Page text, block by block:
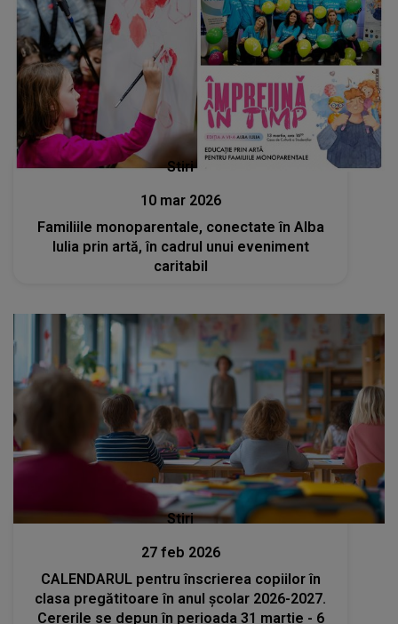
Stiri
10 mar 2026
Familiile monoparentale, conectate în Alba
Iulia prin artă, în cadrul unui eveniment
caritabil
Stiri
27 feb 2026
CALENDARUL pentru înscrierea copiilor în
clasa pregătitoare în anul școlar 2026-2027.
Cererile se depun în perioada 31 martie - 6